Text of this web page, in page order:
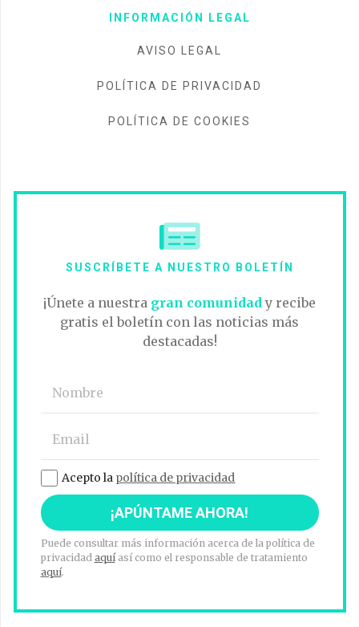
INFORMACIÓN LEGAL
AVISO LEGAL
POLÍTICA DE PRIVACIDAD
POLÍTICA DE COOKIES
SUSCRÍBETE A NUESTRO BOLETÍN
¡Únete a nuestra gran comunidad y recibe
gratis el boletín con las noticias más
destacadas!
Acepto la política de privacidad
Puede consultar más información acerca de la política de
privacidad aquíasí como el responsable de tratamiento
aquí.